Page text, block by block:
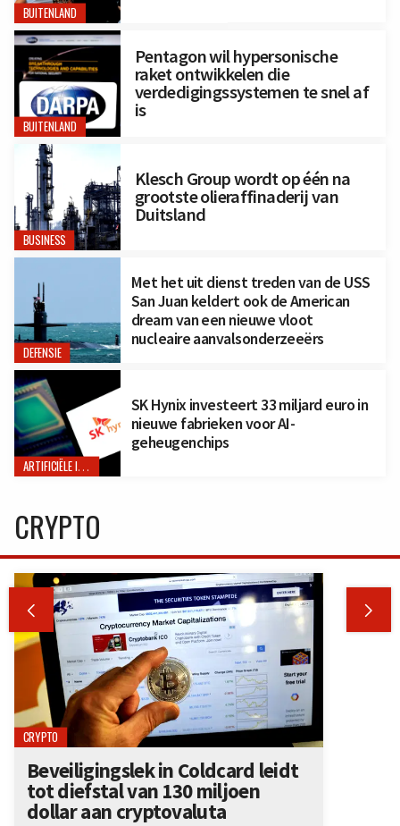
BUITENLAND
BUITENLAND
Pentagon wil hypersonische
raket ontwikkelen die
verdedigingssystemen te snel af
is
BUSINESS
Klesch Group wordt op één na
grootste olieraffinaderij van
Duitsland
DEFENSIE
Met het uit dienst treden van de USS
San Juan keldert ook de American
dream van een nieuwe vloot
nucleaire aanvalsonderzeeërs
ARTIFICIËLE INTELLIGENTIE
SK Hynix investeert 33 miljard euro in
nieuwe fabrieken voor AI-
geheugenchips
CRYPTO
 
CRYPTO
Beveiligingslek in Coldcard leidt
tot diefstal van 130 miljoen
dollar aan cryptovaluta